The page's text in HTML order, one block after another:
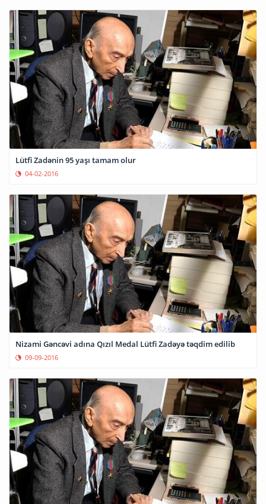
Lütfi Zadənin 95 yaşı tamam olur
04-02-2016
Nizami Gəncəvi adına Qızıl Medal Lütfi Zadəyə təqdim edilib
09-09-2016